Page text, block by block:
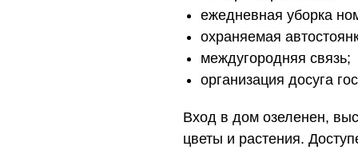
ежедневная уборка
охраняемая
междугородняя связь;
организация досуга
Вход в дом озеленен,
цветы и растения.